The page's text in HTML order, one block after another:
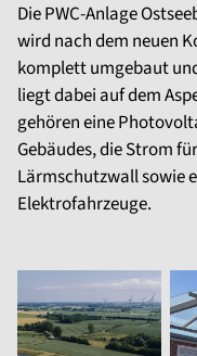
Die PWC-Anlage
wird nach dem neuen
komplett umgebaut
liegt dabei auf dem
gehören eine
Gebäudes, die Strom
Lärmschutzwall sowie
Elektrofahrzeuge.